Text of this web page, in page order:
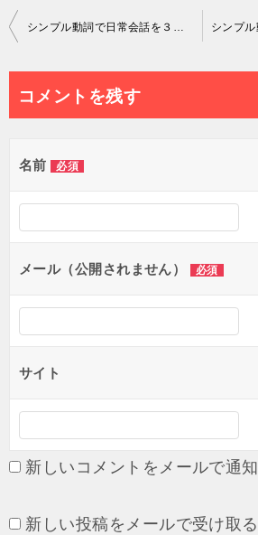
投
ナ
ビ
ゲ
シンプル動詞で日常会話を３か月以内にマスター第７回目：中学までに習った動詞でしゃべれるようになるシリーズ(turn)
コメントを残す
名前 必須
メール（公開されません） 必須
サイト
新しいコメントをメールで通知
新しい投稿をメールで受け取る